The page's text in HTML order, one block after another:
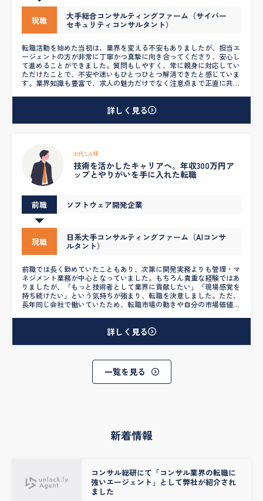
現職 大手総合コンサルティングファーム（サイバー
セキュリティコンサルタント）
転職活動を始めた当初は、業界を変える不安もありましたが、担当エ
ージェントの方が非常に丁寧かつ真摯に向き合ってくださり、安心し
て進めることができました。質問もしやすく、常に親身に対応してい
ただけたことで、不安や迷いもひとつひとつ解消できたと感じていま
す。業界知識も豊富で、求人の魅力だけでなく注意点まで正直に共有
案をしていただけた点も印象的でした。結果として、第一志望だった
外資系コンサルティングファームから内定をいただき、希望していた
年収1,000万円を超える条件での転職が実現。信頼できるパートナー
詳しく見る
30代S.A様
技術を活かしたキャリアへ。年収300万円ア
ップとやりがいを手に入れた転職
前職 ソフトウェア開発企業
現職 日系大手コンサルティングファーム（AIコンサ
ルタント）
前職では長く勤めていたこともあり、次第に開発実務よりも管理・マ
ネジメント業務が中心となっていました。もちろん貴重な経験ではあ
りましたが、「もっと技術者として業界に貢献したい」「現場感覚を
持ち続けたい」という気持ちが強まり、転職を決意しました。ただ、
長年同じ会社で働いていたため、転職市場の動きや自分の市場価値が
つ的確にサポートしてくださいました。初回面談では、自分のキャリ
アを深くヒアリングしてくださり、自分でも気づいていなかった強み
を言語化してくれたのが印象的でした。紹介いただく求人も、単に条
さるなど、一つひとつに納得感がありました。 また、業界や職種に
対する知見も豊富で、AI領域でのキャリアの広がりや今後の市場動向
も交えてご提案いただけたことで、目先の転職だけでなく中長期的な
一度相談してみることをおすすめします。私自身がそうであったよう
詳しく見る
一覧を見る
新着情報
コンサル総研にて「コンサル業界の転職に
強いエージェント」として弊社が紹介され
ました